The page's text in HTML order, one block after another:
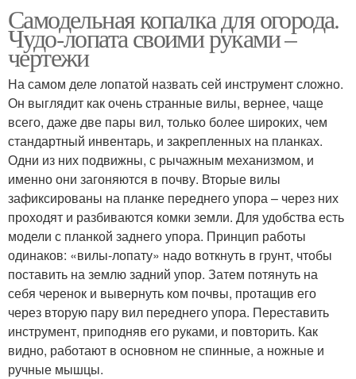
Самодельная копалка для огорода.
Чудо-лопата своими руками –
чертежи
На самом деле лопатой назвать сей инструмент сложно.
Он выглядит как очень странные вилы, вернее, чаще
всего, даже две пары вил, только более широких, чем
стандартный инвентарь, и закрепленных на планках.
Одни из них подвижны, с рычажным механизмом, и
именно они загоняются в почву. Вторые вилы
зафиксированы на планке переднего упора – через них
проходят и разбиваются комки земли. Для удобства есть
модели с планкой заднего упора. Принцип работы
одинаков: «вилы-лопату» надо воткнуть в грунт, чтобы
поставить на землю задний упор. Затем потянуть на
себя черенок и вывернуть ком почвы, протащив его
через вторую пару вил переднего упора. Переставить
инструмент, приподняв его руками, и повторить. Как
видно, работают в основном не спинные, а ножные и
ручные мышцы.